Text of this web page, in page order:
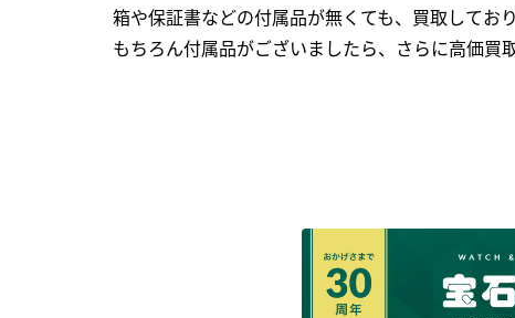
箱や保証書などの付属品が無くても、買取しており
もちろん付属品がございましたら、さらに高価買